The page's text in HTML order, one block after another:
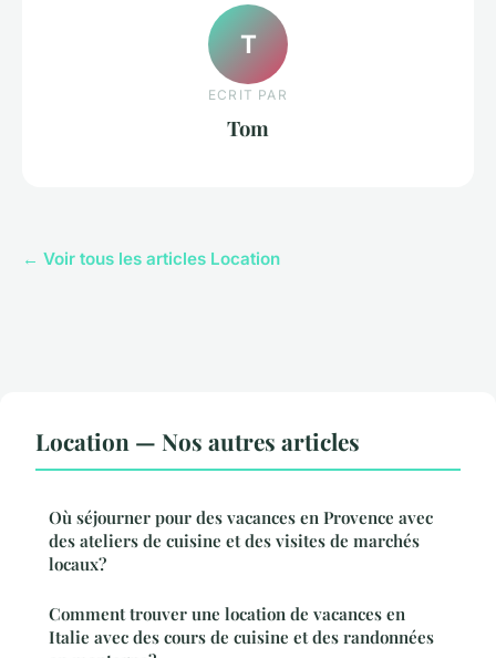
T
ECRIT PAR
Tom
← Voir tous les articles Location
Location — Nos autres articles
Où séjourner pour des vacances en Provence avec
des ateliers de cuisine et des visites de marchés
locaux?
Comment trouver une location de vacances en
Italie avec des cours de cuisine et des randonnées